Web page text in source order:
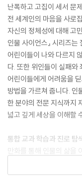
난폭하고 고집이 세서 문
전 세계인의 마음을 사로
자신의 정체성에 대해 고
인물 사이언스』 시리즈
어린이들이 나와 다르지
다. 또한 위인들이 실패와
어린이들에게 어려움을
방법을 가르쳐 줍니다. 인
한 분야의 전문 지식까지
넓고 깊게 세상을 이해할
통합 교과 학습과 진로 탐
만화를 통해 인물의 삶을
통해서는 다양한 배경지
인슈타인의 이야기를 통